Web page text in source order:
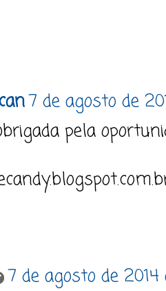
7 de agosto de
pela
7 de agosto de